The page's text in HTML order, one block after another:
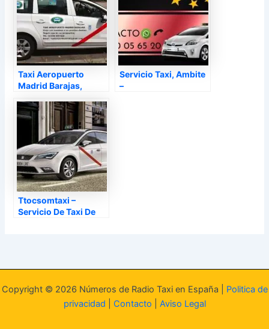
Taxi Aeropuerto
Madrid Barajas,
Servicio Taxi, Ambite
–
Ttocsomtaxi –
Servicio De Taxi De
Copyright © 2026 Números de Radio Taxi en España | Politica de
privacidad
Contacto Aviso Legal